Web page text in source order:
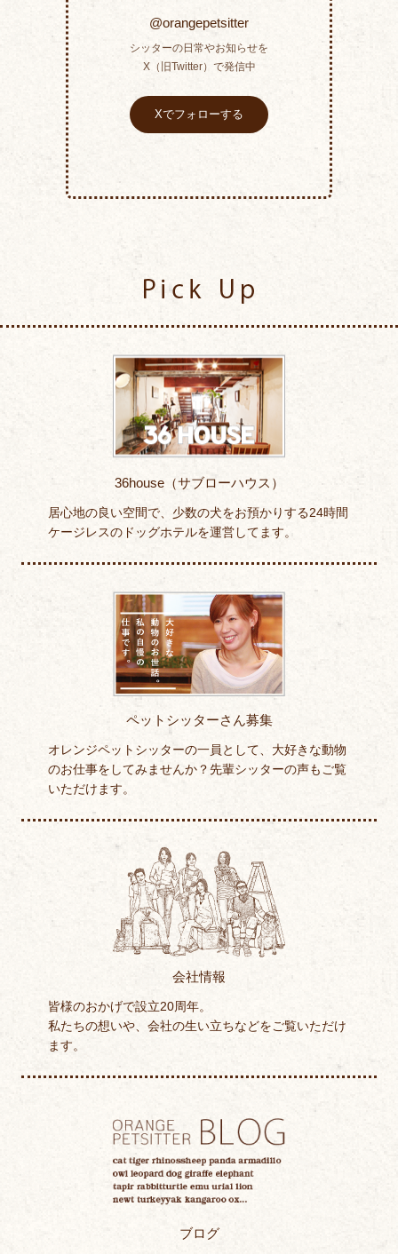
@orangepetsitter
シッターの日常やお知らせを
X（旧Twitter）で発信中
Xでフォローする
36house（サブローハウス）
居心地の良い空間で、少数の犬をお預かりする24時間
ケージレスのドッグホテルを運営してます。
ペットシッターさん募集
オレンジペットシッターの一員として、大好きな動物
のお仕事をしてみませんか？先輩シッターの声もご覧
いただけます。
会社情報
皆様のおかげで設立20周年。
私たちの想いや、会社の生い立ちなどをご覧いただけ
ます。
ブログ